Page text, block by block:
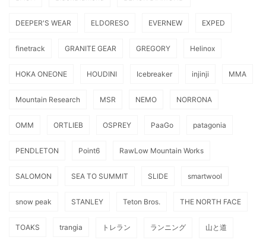
DEEPER'S WEAR ELDORESO EVERNEW EXPED
finetrack GRANITE GEAR GREGORY Helinox
HOKA ONEONE HOUDINI Icebreaker injinji MMA
Mountain Research MSR NEMO NORRONA
OMM ORTLIEB OSPREY PaaGo patagonia
PENDLETON Point6 RawLow Mountain Works
SALOMON SEA TO SUMMIT SLIDE smartwool
snow peak STANLEY Teton Bros. THE NORTH FACE
TOAKS trangia トレラン ランニング 山と道